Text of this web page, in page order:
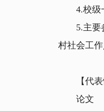
4.校级一
5.主要参
村社会工
【代表
论文